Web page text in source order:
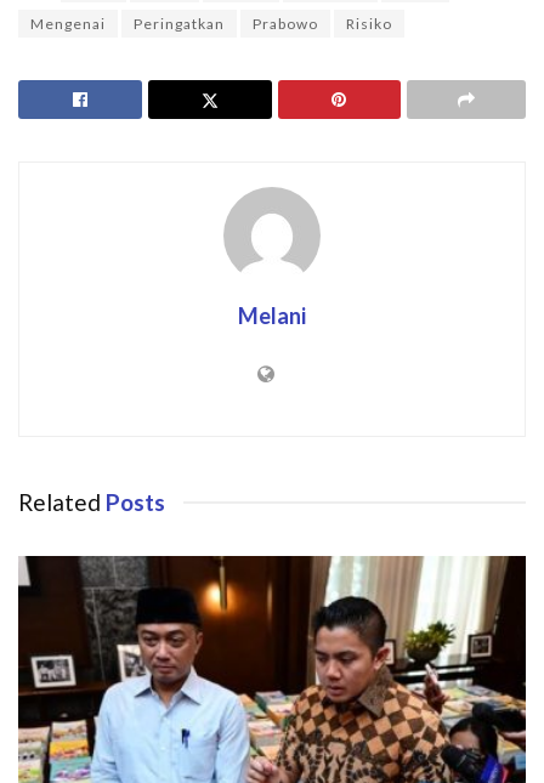
Mengenai
Peringatkan Prabowo Risiko
Melani
Related Posts